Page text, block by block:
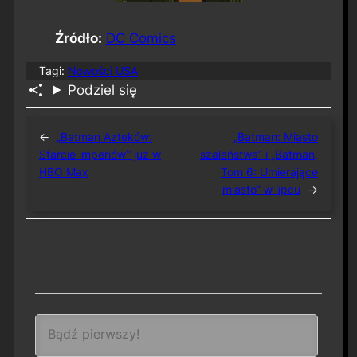
Źródło: DC Comics
Tagi: Nowości USA
Podziel się
←
„Batman Azteków:
Starcie imperiów” już w
HBO Max
„Batman: Miasto
szaleństwa” i „Batman,
Tom 6: Umierające
miasto” w lipcu
→